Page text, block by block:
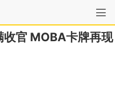
收官 MOBA卡牌再现